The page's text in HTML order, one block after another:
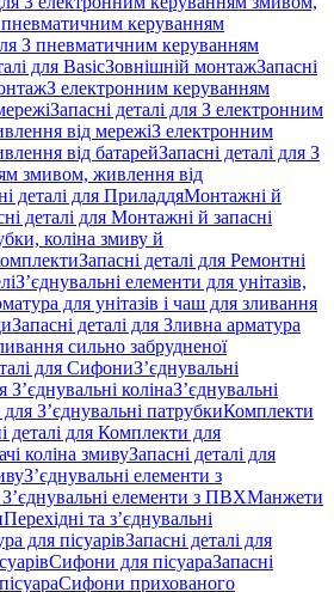
керуванням
З пневматичним керуванням
для BasicЗовнішній монтажЗапасні
З електронним керуванням
Запасні деталі для З електронним
від мережіЗ електронним
від батарейЗапасні деталі для З
змивом, живлення від
деталі для ПриладдяМонтажні й
деталі для Монтажні й запасні
коліна змиву й
Запасні деталі для Ремонтні
З’єднувальні елементи для унітазів,
для унітазів і чаш для зливання
Запасні деталі для Зливна арматура
сильно забрудненої
для СифониЗ’єднувальні
З’єднувальні колінаЗ’єднувальні
для З’єднувальні патрубкиКомплекти
деталі для Комплекти для
коліна змивуЗапасні деталі для
З’єднувальні елементи з
З’єднувальні елементи з ПВХМанжети
Перехідні та з’єднувальні
для пісуарівЗапасні деталі для
Сифони для пісуараЗапасні
Сифони прихованого